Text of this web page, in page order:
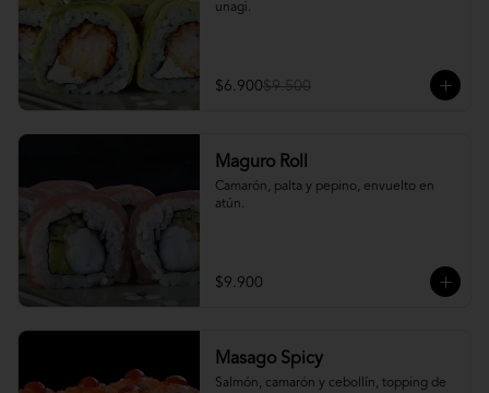
unagi.
$6.900$9.500
Maguro Roll
Camarón, palta y pepino, envuelto en
atún.
$9.900
Masago Spicy
Salmón, camarón y cebollín, topping de